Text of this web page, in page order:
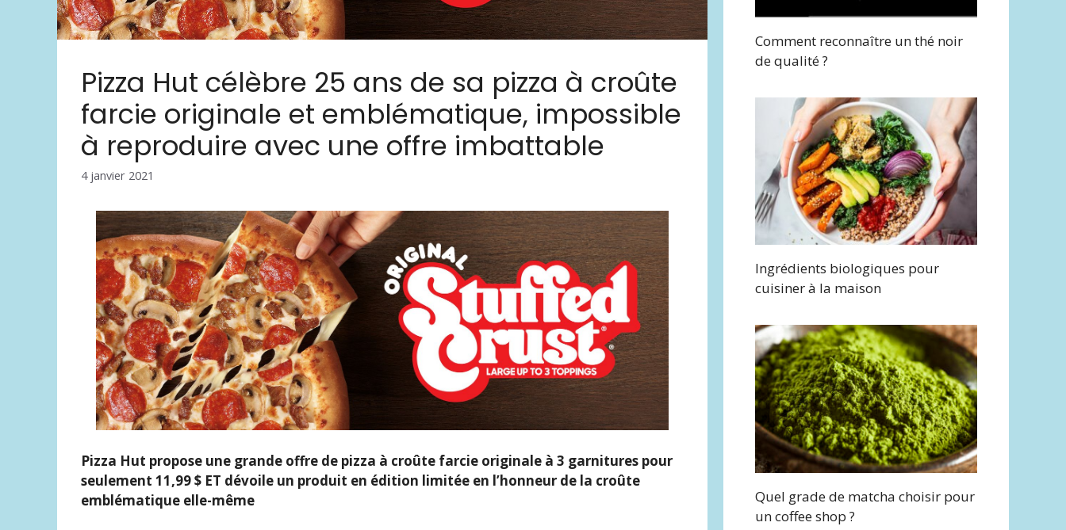
Pizza Hut célèbre 25 ans de sa pizza à croûte
farcie originale et emblématique, impossible
à reproduire avec une offre imbattable
4 janvier 2021
Pizza Hut propose une grande offre de pizza à croûte farcie originale à 3 garnitures pour
seulement 11,99 $ ET dévoile un produit en édition limitée en l’honneur de la croûte
emblématique elle-même
Comment reconnaître un thé noir
de qualité ?
Ingrédients biologiques pour
cuisiner à la maison
Quel grade de matcha choisir pour
un coffee shop ?